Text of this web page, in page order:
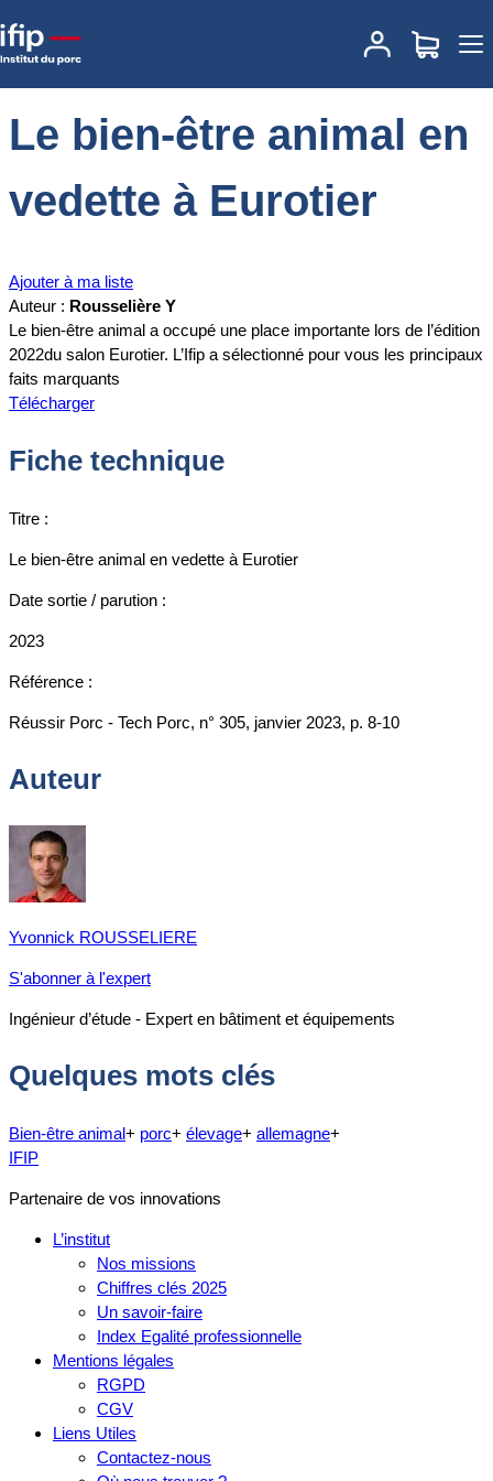
Accueil Le bien-être animal en vedette à Eurotier
Le bien-être animal en
vedette à Eurotier
Ajouter à ma liste
Auteur : Rousselière Y
Le bien-être animal a occupé une place importante lors de l’édition
2022du salon Eurotier. L’Ifip a sélectionné pour vous les principaux
faits marquants
Télécharger
Fiche technique
Titre :
Le bien-être animal en vedette à Eurotier
Date sortie / parution :
2023
Référence :
Réussir Porc - Tech Porc, n° 305, janvier 2023, p. 8-10
Auteur
Yvonnick ROUSSELIERE
S'abonner à l'expert
Ingénieur d’étude - Expert en bâtiment et équipements
Quelques mots clés
Bien-être animal+ porc+ élevage+ allemagne+
IFIP
Partenaire de vos innovations
L’institut
Nos missions
Chiffres clés 2025
Un savoir-faire
Index Egalité professionnelle
Mentions légales
RGPD
CGV
Liens Utiles
Contactez-nous